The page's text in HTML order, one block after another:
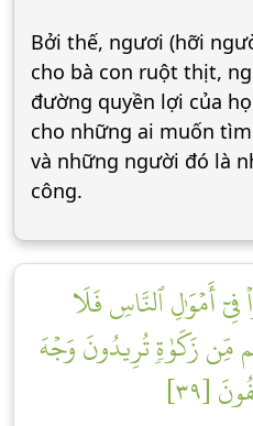
Bởi thế, ngươi (hỡi
cho bà con ruột thịt,
đường quyền lợi của
cho những ai muốn
và những người đó là
công.
فِيٓ أَمۡوَٰلِ ٱلنَّاسِ فَلَا
مِّن زَكَوٰةٖ تُرِيدُونَ وَجۡهَ
[٣٩]